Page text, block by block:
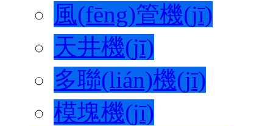
風(fēng)管機(jī)
天井機(jī)
多聯(lián)機(jī)
模塊機(jī)